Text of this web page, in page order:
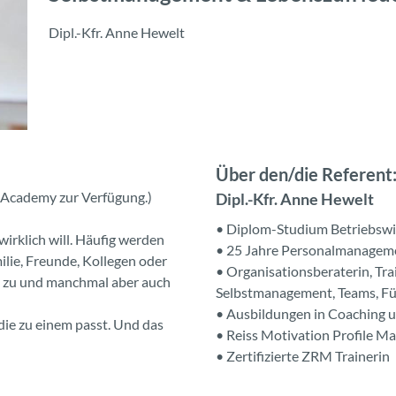
Dipl.-Kfr. Anne Hewelt
zur Verfügung.)
will. Häufig werden
Freunde, Kollegen oder
und manchmal aber auch
zu einem passt. Und das
Über den/die
Dipl.-Kfr. Anne Hewelt
• Diplom-Studium
• 25 Jahre
• Organisationsberaterin,
Selbstmanagement, Teams,
• Ausbildungen in Coaching
• Reiss Motivation Profile
• Zertifizierte ZRM Trainerin